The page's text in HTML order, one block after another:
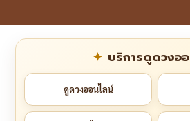
บริการดูดวงอ
ดูดวงออนไลน์